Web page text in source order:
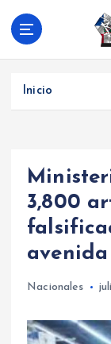
Inicio
3,800
Nacionales